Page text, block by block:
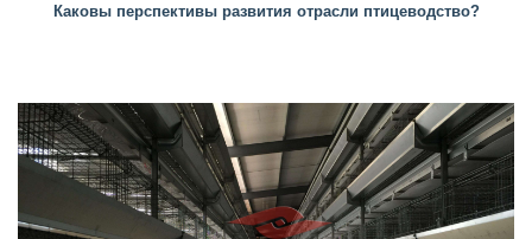
Каковы перспективы развития отрасли птицеводство?